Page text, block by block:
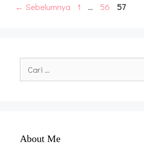
← Sebelumnya Halaman
1 … Halaman
56 Halaman
57
untuk:
About Me